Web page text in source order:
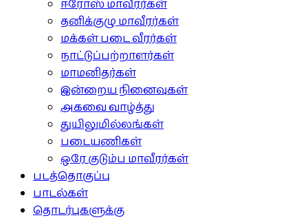
ஈரோஸ் மாவீரர்கள்
தனிக்குழு மாவீரர்கள்
மக்கள் படை வீரர்கள்
நாட்டுப்பற்றாளர்கள்
மாமனிதர்கள்
இன்றைய நினைவுகள்
அகவை வாழ்த்து
துயிலுமில்லங்கள்
படையணிகள்
ஒரே குடும்ப மாவீரர்கள்
படத்தொகுப்பு
பாடல்கள்
தொடர்புகளுக்கு